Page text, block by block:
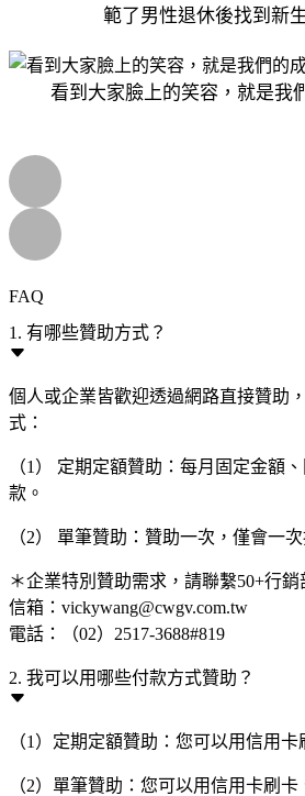
範了男性退休後找到新
看到大家臉上的笑容，就是我
FAQ
1. 有哪些贊助方式？
個人或企業皆歡迎透過網路直接贊助
式：
（1） 定期定額贊助：每月固定金額
款。
（2） 單筆贊助：贊助一次，僅會一次
＊企業特別贊助需求，請聯繫50+行銷
信箱：vickywang@cwgv.com.tw
電話：（02）2517-3688#819
2. 我可以用哪些付款方式贊助？
（1）定期定額贊助：您可以用信用卡
（2）單筆贊助：您可以用信用卡刷